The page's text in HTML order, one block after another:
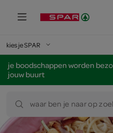
kies je SPAR
je boodschappen worden
jouw buurt
waar ben je naar op